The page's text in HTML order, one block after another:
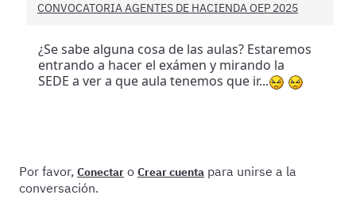
CONVOCATORIA AGENTES DE HACIENDA OEP 2025
¿Se sabe alguna cosa de las aulas? Estaremos
entrando a hacer el exámen y mirando la
SEDE a ver a que aula tenemos que ir...
Por favor, Conectar o Crear cuenta para unirse a la
conversación.